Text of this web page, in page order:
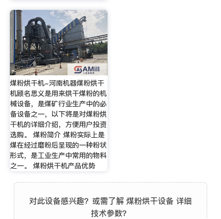
煤粉烘干机-河南机器煤粉烘干
机顾名思义是用来烘干煤粉的机
械设备，是煤矿行业生产中的必
备设备之一，以下将是对煤粉烘
干机的详细介绍，方便用户投资
选购。 煤粉简介 煤粉实际上是
煤在经过磨粉后呈现的一种粉状
形式，是工业生产中常用的物料
之一。 煤粉烘干机产品优势
对此设备感兴趣？或需了解 煤粉烘干设备 详细
技术参数？